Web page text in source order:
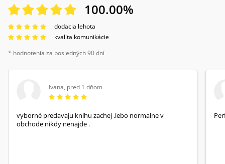
100.00%
dodacia lehota
kvalita komunikácie
* hodnotenia za posledných 90 dní
Ivana, pred 1 dňom
vyborné predavaju knihu zachej ,lebo normalne v
obchode nikdy nenajde .